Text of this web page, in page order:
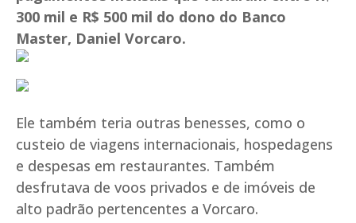
300 mil e R$ 500 mil do dono do Banco
Master, Daniel Vorcaro.
Ele também teria outras benesses, como o
custeio de viagens internacionais, hospedagens
e despesas em restaurantes. Também
desfrutava de voos privados e de imóveis de
alto padrão pertencentes a Vorcaro.